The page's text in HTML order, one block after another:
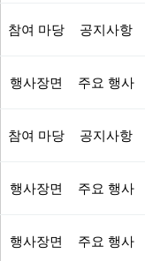
참여 마당 공지사항
행사장면 주요 행사
참여 마당 공지사항
행사장면 주요 행사
행사장면 주요 행사